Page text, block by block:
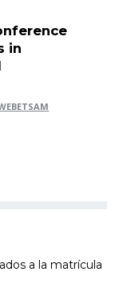
in
a la matrícula